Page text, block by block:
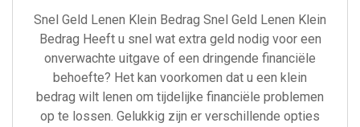
Snel Geld Lenen Klein Bedrag Snel Geld Lenen Klein
Bedrag Heeft u snel wat extra geld nodig voor een
onverwachte uitgave of een dringende financiële
behoefte? Het kan voorkomen dat u een klein
bedrag wilt lenen om tijdelijke financiële problemen
op te lossen. Gelukkig zijn er verschillende opties